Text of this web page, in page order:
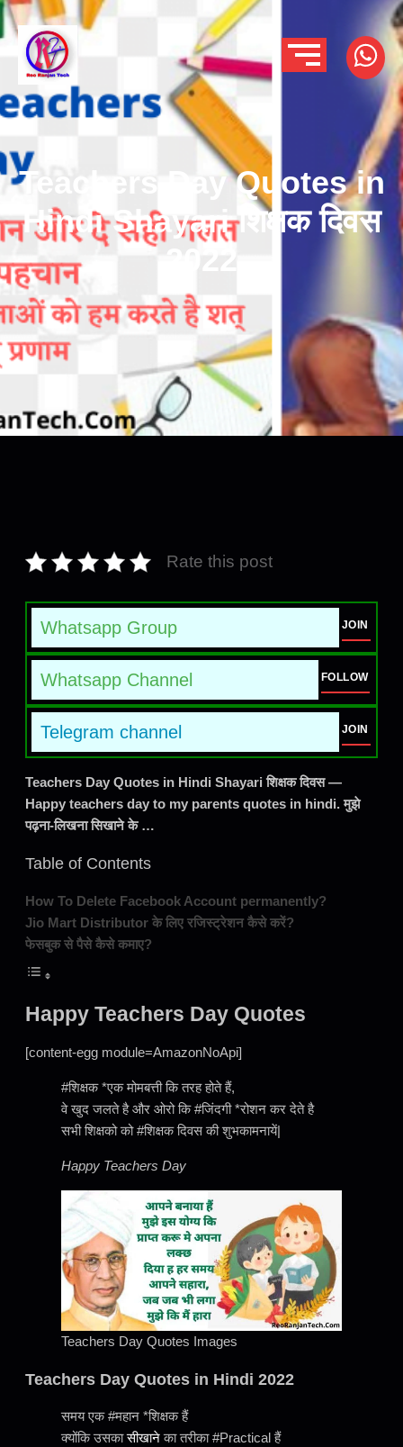
Teachers Day Quotes in
Hindi Shayari शिक्षक दिवस
Rate this post
Whatsapp Group JOIN
Whatsapp Channel FOLLOW
Telegram channel JOIN
Teachers Day Quotes in Hindi Shayari शिक्षक दिवस —
Happy teachers day to my parents quotes in hindi. मुझे
पढ़ना-लिखना सिखाने के …
Table of Contents
How To Delete Facebook Account permanently?
Jio Mart Distributor के लिए रजिस्ट्रेशन कैसे करें?
फेसबुक से पैसे कैसे कमाए?
Happy Teachers Day Quotes
[content-egg module=AmazonNoApi]
#शिक्षक *एक मोमबत्ती कि तरह होते हैं,
वे खुद जलते है और ओरो कि #जिंदगी *रोशन कर देते है
सभी शिक्षको को #शिक्षक दिवस की शुभकामनायें|
Happy Teachers Day
Teachers Day Quotes Images
Teachers Day Quotes in Hindi 2022
समय एक #महान *शिक्षक हैं
क्योंकि उसकासीखानेका तरीका #Practical हैं